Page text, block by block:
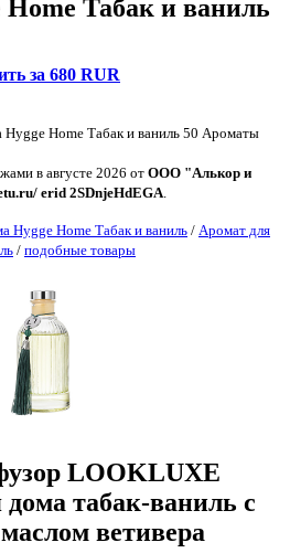
Home Табак и ваниль
за 680 RUR
Home Табак и ваниль 50 Ароматы
в августе 2026 от ООО "Алькор и
erid 2SDnjeHdEGA
Hygge Home Табак и ваниль / Аромат для
/ подобные товары
LOOKLUXE
табак-ваниль с
ветивера